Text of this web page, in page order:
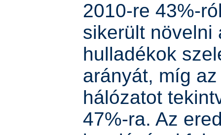
2010-re 43%-
sikerült növelni
hulladékok
arányát, míg
hálózatot
47%-ra. Az